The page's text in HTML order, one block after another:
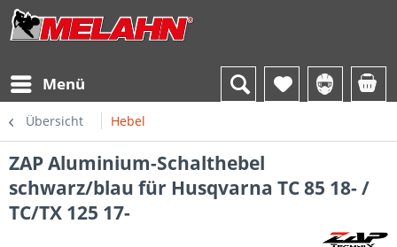
Menü
Übersicht Hebel
ZAP Aluminium-Schalthebel
schwarz/blau für Husqvarna TC 85 18- /
TC/TX 125 17-